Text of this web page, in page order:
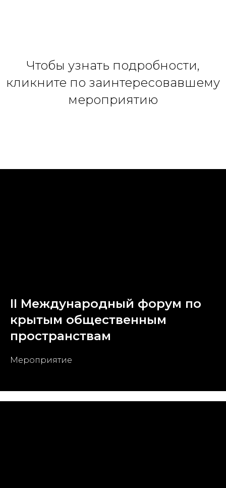
Чтобы узнать подробности,
кликните по заинтересовавшему
мероприятию
II Международный форум по
крытым общественным
пространствам
Мероприятие